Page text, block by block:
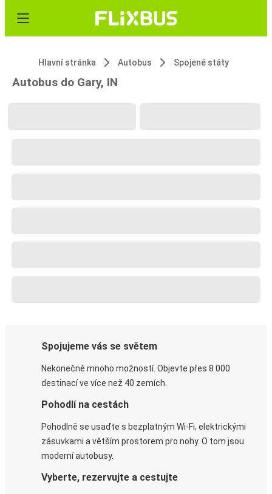
Hlavní stránka Autobus Spojené státy
Autobus do Gary, IN
Spojujeme vás se světem
Nekonečně mnoho možností. Objevte přes 8 000
destinací ve více než 40 zemích.
Pohodlí na cestách
Pohodlně se usaďte s bezplatným Wi-Fi, elektrickými
zásuvkami a větším prostorem pro nohy. O tom jsou
moderní autobusy.
Vyberte, rezervujte a cestujte